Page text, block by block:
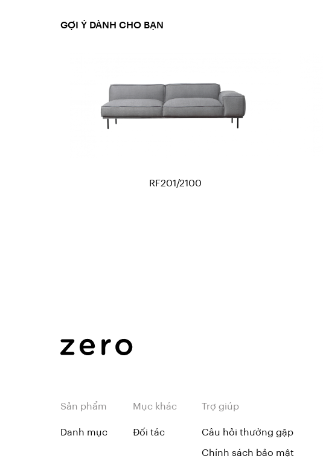
GỢI Ý DÀNH CHO BẠN
RF201/2100
Sản phẩm
Danh mục
Mục khác
Đối tác
Trợ giúp
Câu hỏi thường gặp
Chính sách bảo mật